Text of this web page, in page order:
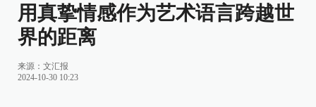
用真挚情感作为艺术语言跨越世
界的距离
来源： 文汇报
2024-10-30 10:23